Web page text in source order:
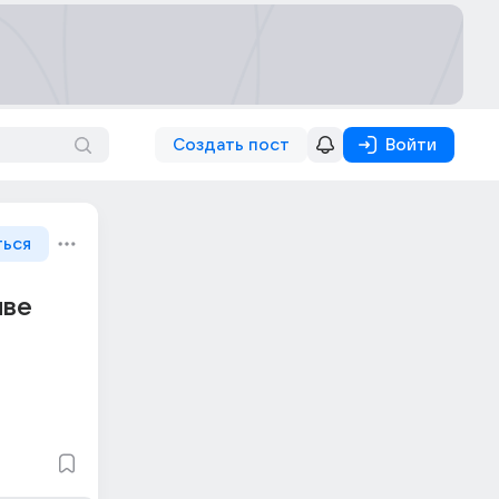
Создать пост Войти